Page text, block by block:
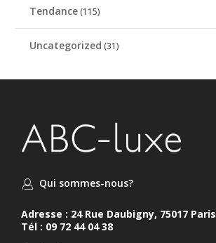
Tendance (115)
Uncategorized (31)
Qui sommes-nous?
Adresse : 24 Rue Daubigny, 75017 Paris
Tél : 09 72 44 04 38